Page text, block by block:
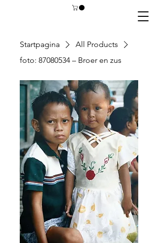
Startpagina
All Products
foto: 87080534 – Broer en zus